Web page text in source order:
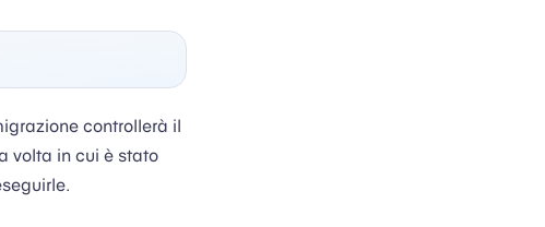
controllerà il
volta in cui è stato